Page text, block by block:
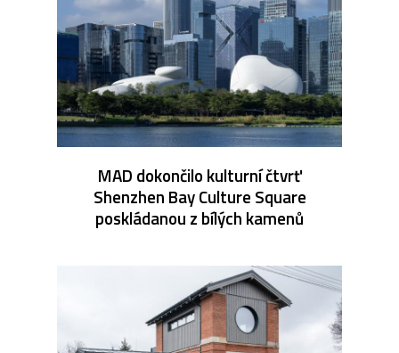
MAD dokončilo kulturní čtvrť
Shenzhen Bay Culture Square
poskládanou z bílých kamenů